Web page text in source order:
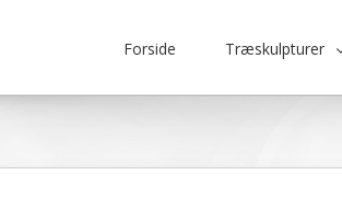
Forside Træskulpturer